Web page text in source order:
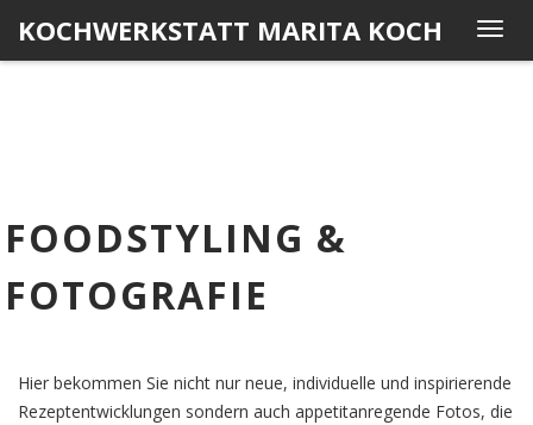
content
T
o
t
i
KOCHWERKSTATT MARITA KOCH
FOODSTYLING &
FOTOGRAFIE
Hier bekommen Sie nicht nur neue, individuelle und inspirierende
Rezeptentwicklungen sondern auch appetitanregende Fotos, die